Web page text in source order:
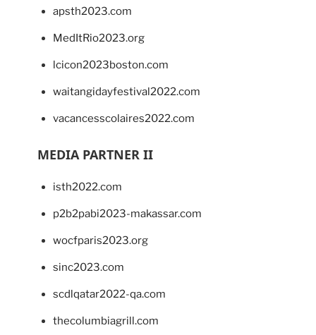
apsth2023.com
MedItRio2023.org
lcicon2023boston.com
waitangidayfestival2022.com
vacancesscolaires2022.com
MEDIA PARTNER II
isth2022.com
p2b2pabi2023-makassar.com
wocfparis2023.org
sinc2023.com
scdlqatar2022-qa.com
thecolumbiagrill.com